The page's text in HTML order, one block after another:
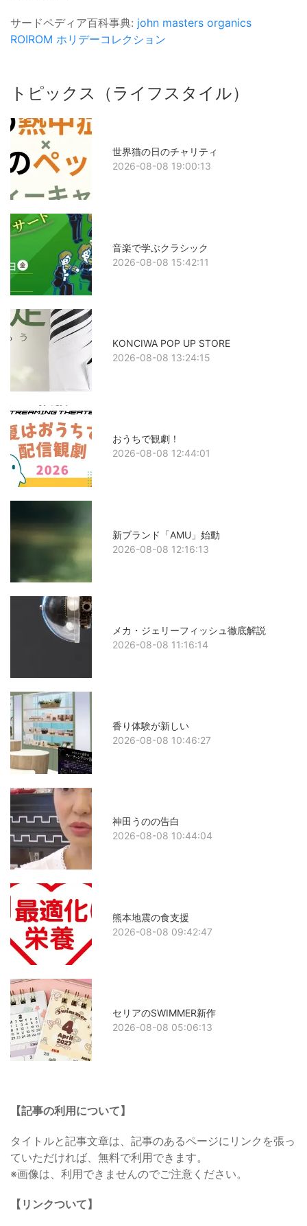
サードペディア百科事典: john masters organics
ROIROM ホリデーコレクション
トピックス（ライフスタイル）
世界猫の日のチャリティ
2026-08-08 19:00:13
音楽で学ぶクラシック
2026-08-08 15:42:11
KONCIWA POP UP STORE
2026-08-08 13:24:15
おうちで観劇！
2026-08-08 12:44:01
新ブランド「AMU」始動
2026-08-08 12:16:13
メカ・ジェリーフィッシュ徹底解説
2026-08-08 11:16:14
香り体験が新しい
2026-08-08 10:46:27
神田うのの告白
2026-08-08 10:44:04
熊本地震の食支援
2026-08-08 09:42:47
セリアのSWIMMER新作
2026-08-08 05:06:13
【記事の利用について】
タイトルと記事文章は、記事のあるページにリンクを張っ
ていただければ、無料で利用できます。
※画像は、利用できませんのでご注意ください。
【リンクついて】